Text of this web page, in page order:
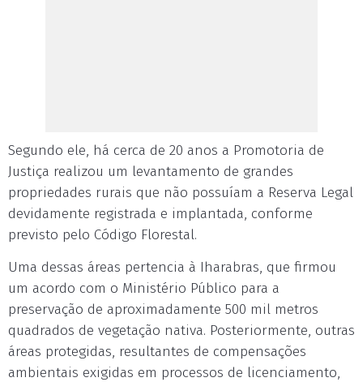
Segundo ele, há cerca de 20 anos a Promotoria de
Justiça realizou um levantamento de grandes
propriedades rurais que não possuíam a Reserva Legal
devidamente registrada e implantada, conforme
previsto pelo Código Florestal.
Uma dessas áreas pertencia à Iharabras, que firmou
um acordo com o Ministério Público para a
preservação de aproximadamente 500 mil metros
quadrados de vegetação nativa. Posteriormente, outras
áreas protegidas, resultantes de compensações
ambientais exigidas em processos de licenciamento,